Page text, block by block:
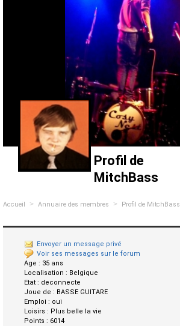
Profil de
MitchBass
Accueil > Annuaire des membres > Profil de MitchBass
Envoyer un message privé
Voir ses messages sur le forum
Age : 35 ans
Localisation : Belgique
Etat : deconnecte
Joue de : BASSE GUITARE
Emploi : oui
Loisirs : Plus belle la vie
Points : 6014